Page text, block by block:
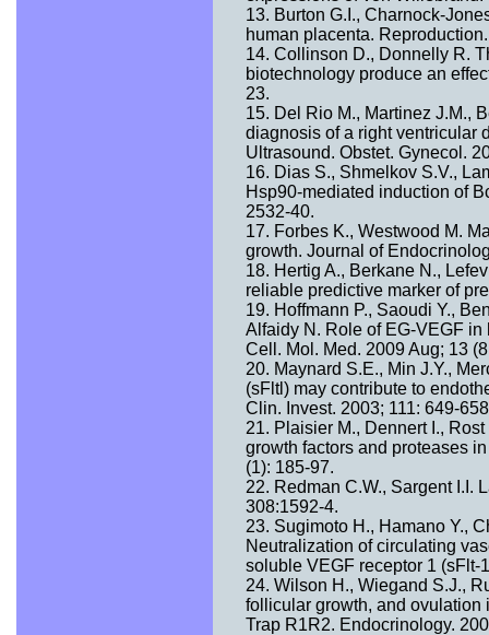
13. Burton G.I., Charnock-
human placenta.
14. Collinson D., Donnelly R.
biotechnology produce an
23.
15. Del Rio M., Martinez J.M.,
diagnosis of a right ventricular
Ultrasound. Obstet. Gynecol.
16. Dias S., Shmelkov S.V.,
Hsp90-mediated induction of
2532-40.
17. Forbes K., Westwood M.
growth. Journal of
18. Hertig A., Berkane N.,
reliable predictive marker of
19. Hoffmann P., Saoudi Y.,
Alfaidy N. Role of EG-VEGF
Cell. Mol. Med. 2009 Aug; 13
20. Maynard S.E., Min J.Y.,
(sFltl) may contribute to
Clin. Invest. 2003; 111: 649-
21. Plaisier M., Dennert I.,
growth factors and proteases
(1): 185-97.
22. Redman C.W., Sargent I.I.
308:1592-4.
23. Sugimoto H., Hamano Y.,
Neutralization of circulating
soluble VEGF receptor 1 (sFlt-
24. Wilson H., Wiegand S.J.,
follicular growth, and ovulation
Trap R1R2. Endocrinology.